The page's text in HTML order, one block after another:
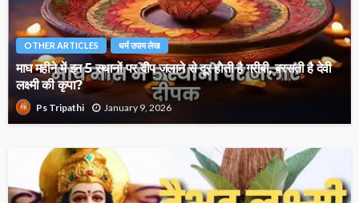
OTHER ARTICLES धर्म उपाय लेख
माघ महीने में इन 5 स्थानों पर दीप जलाने से दूर होती है गरीबी, बरसती है देवी
लक्ष्मी की कृपा?
Ps Tripathi January 9, 2026